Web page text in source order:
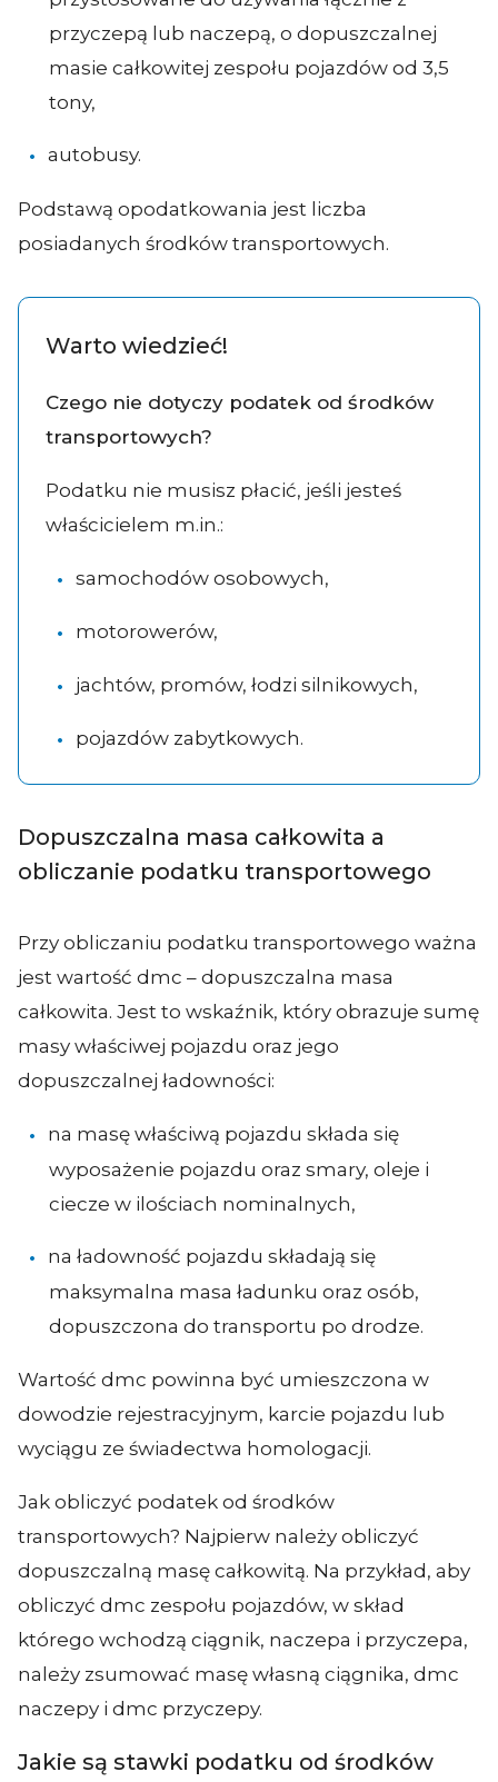
przyczepą lub naczepą, o dopuszczalnej
masie całkowitej zespołu pojazdów od 3,5
tony,
autobusy.
Podstawą opodatkowania jest liczba
posiadanych środków transportowych.
Warto wiedzieć!
Czego nie dotyczy podatek od środków
transportowych?
Podatku nie musisz płacić, jeśli jesteś
właścicielem m.in.:
samochodów osobowych,
motorowerów,
jachtów, promów, łodzi silnikowych,
pojazdów zabytkowych.
Dopuszczalna masa całkowita a
obliczanie podatku transportowego
Przy obliczaniu podatku transportowego ważna
jest wartość dmc – dopuszczalna masa
całkowita. Jest to wskaźnik, który obrazuje sumę
masy właściwej pojazdu oraz jego
dopuszczalnej ładowności:
na masę właściwą pojazdu składa się
wyposażenie pojazdu oraz smary, oleje i
ciecze w ilościach nominalnych,
na ładowność pojazdu składają się
maksymalna masa ładunku oraz osób,
dopuszczona do transportu po drodze.
Wartość dmc powinna być umieszczona w
dowodzie rejestracyjnym, karcie pojazdu lub
wyciągu ze świadectwa homologacji.
Jak obliczyć podatek od środków
transportowych? Najpierw należy obliczyć
dopuszczalną masę całkowitą. Na przykład, aby
obliczyć dmc zespołu pojazdów, w skład
którego wchodzą ciągnik, naczepa i przyczepa,
należy zsumować masę własną ciągnika, dmc
naczepy i dmc przyczepy.
Jakie są stawki podatku od środków